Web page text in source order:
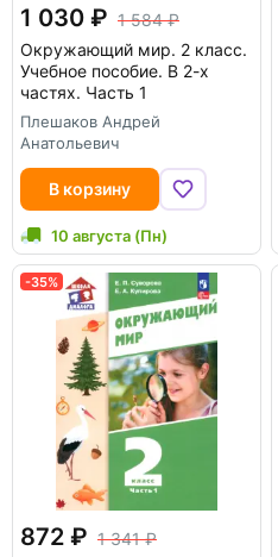
1 030
1 584
Окружающий мир. 2 класс.
Учебное пособие. В 2-х
частях. Часть 1
Плешаков Андрей
Анатольевич
В корзину
10 августа (Пн)
-35%
872
1 341